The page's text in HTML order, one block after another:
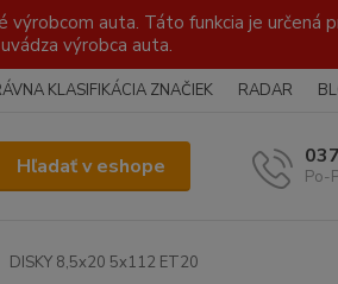
auta. Táto funkcia je
uvádza výrobca auta.
KLASIFIKÁCIA ZNAČIEK RADAR
Hľadať v eshope Po-
DISKY 8,5x20 5x112 ET20